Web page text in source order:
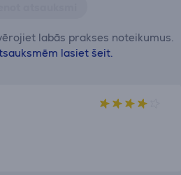
labās prakses noteikumus.
lasiet šeit.